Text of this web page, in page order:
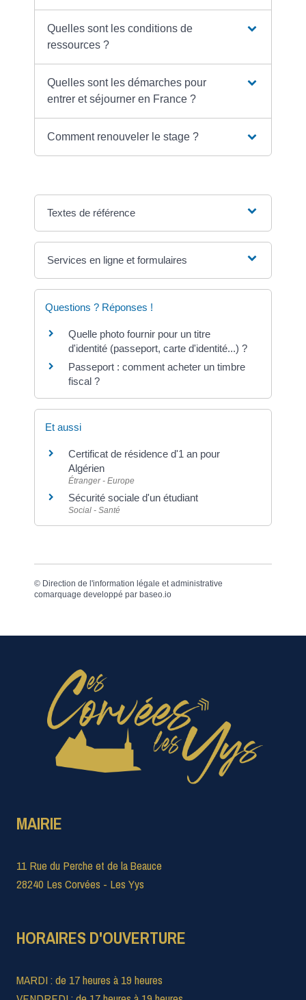
Quelles sont les conditions de
ressources ?
Quelles sont les démarches pour
entrer et séjourner en France ?
Comment renouveler le stage ?
Textes de référence
Services en ligne et formulaires
Questions ? Réponses !
Quelle photo fournir pour un titre
d'identité (passeport, carte d'identité...) ?
Passeport : comment acheter un timbre
fiscal ?
Et aussi
Certificat de résidence d'1 an pour
Algérien
Étranger - Europe
Sécurité sociale d'un étudiant
Social - Santé
© Direction de l'information légale et administrative
comarquage developpé par baseo.io
MAIRIE
11 Rue du Perche et de la Beauce
28240 Les Corvées - Les Yys
HORAIRES D'OUVERTURE
MARDI : de 17 heures à 19 heures